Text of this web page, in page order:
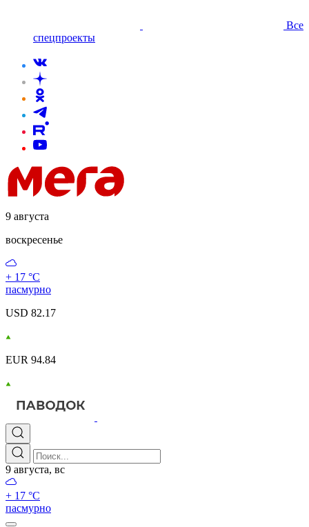
Все
спецпроекты
9 августа
воскресенье
+ 17 °С
пасмурно
USD 82.17
EUR 94.84
9 августа, вс
+ 17 °С
пасмурно